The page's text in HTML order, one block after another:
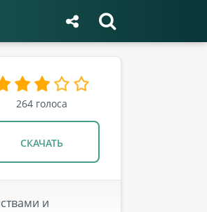
264 голоса
СКАЧАТЬ
и